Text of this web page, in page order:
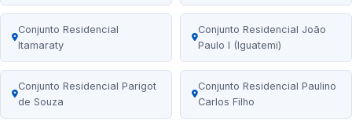
Conjunto Residencial
Itamaraty
Conjunto Residencial João
Paulo I (Iguatemi)
Conjunto Residencial Parigot
de Souza
Conjunto Residencial Paulino
Carlos Filho